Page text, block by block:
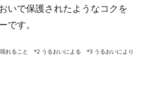
いで保護されたようなコクを
です。
れること *2 うるおいによる *3 うるおいにより